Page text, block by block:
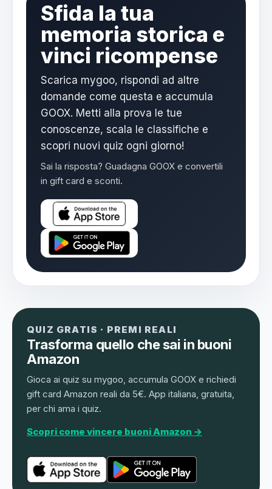
Sfida la tua
memoria storica e
vinci ricompense
Scarica mygoo, rispondi ad altre
domande come questa e accumula
GOOX. Metti alla prova le tue
conoscenze, scala le classifiche e
scopri nuovi quiz ogni giorno!
Sai la risposta? Guadagna GOOX e convertili
in gift card e sconti.
QUIZ GRATIS · PREMI REALI
Trasforma quello che sai in buoni
Amazon
Gioca ai quiz su mygoo, accumula GOOX e richiedi
gift card Amazon reali da 5€. App italiana, gratuita,
per chi ama i quiz.
Scopri come vincere buoni Amazon →